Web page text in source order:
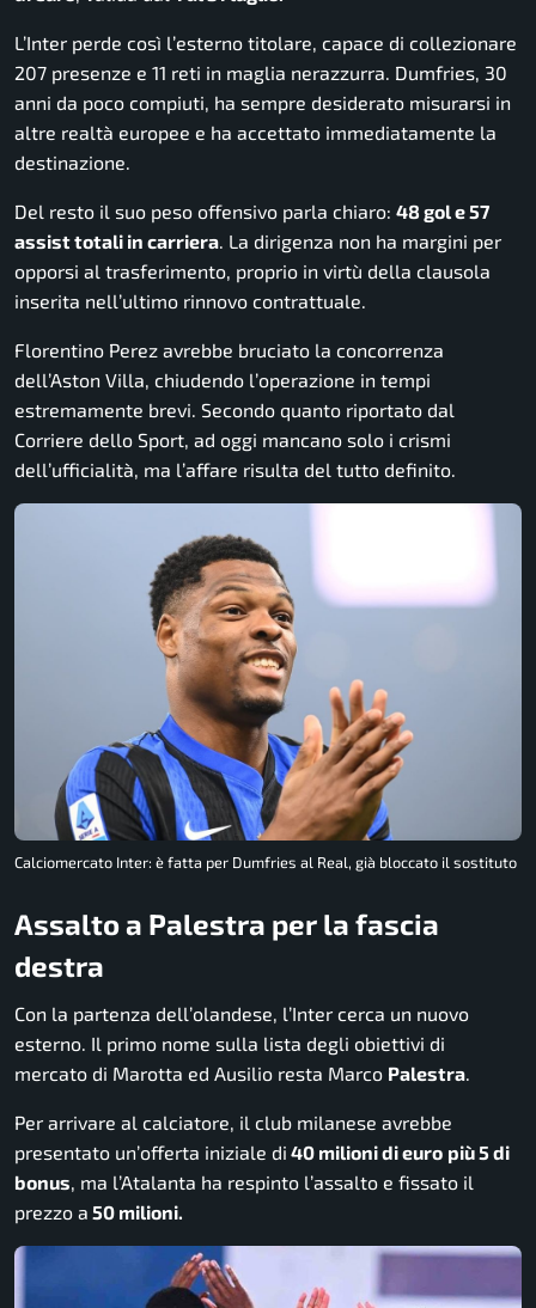
L’Inter perde così l’esterno titolare, capace di collezionare
207 presenze e 11 reti in maglia nerazzurra. Dumfries, 30
anni da poco compiuti, ha sempre desiderato misurarsi in
altre realtà europee e ha accettato immediatamente la
destinazione.
Del resto il suo peso offensivo parla chiaro: 48 gol e 57
assist totali in carriera . La dirigenza non ha margini per
opporsi al trasferimento, proprio in virtù della clausola
inserita nell’ultimo rinnovo contrattuale.
Florentino Perez avrebbe bruciato la concorrenza
dell’Aston Villa, chiudendo l’operazione in tempi
estremamente brevi. Secondo quanto riportato dal
Corriere dello Sport, ad oggi mancano solo i crismi
dell’ufficialità, ma l’affare risulta del tutto definito.
Calciomercato Inter: è fatta per Dumfries al Real, già bloccato il sostituto
Assalto a Palestra per la fascia
destra
Con la partenza dell’olandese, l’Inter cerca un nuovo
esterno. Il primo nome sulla lista degli obiettivi di
mercato di Marotta ed Ausilio resta Marco Palestra.
Per arrivare al calciatore, il club milanese avrebbe
presentato un’offerta iniziale di 40 milioni di euro più 5 di
bonus, ma l’Atalanta ha respinto l’assalto e fissato il
prezzo a 50 milioni.